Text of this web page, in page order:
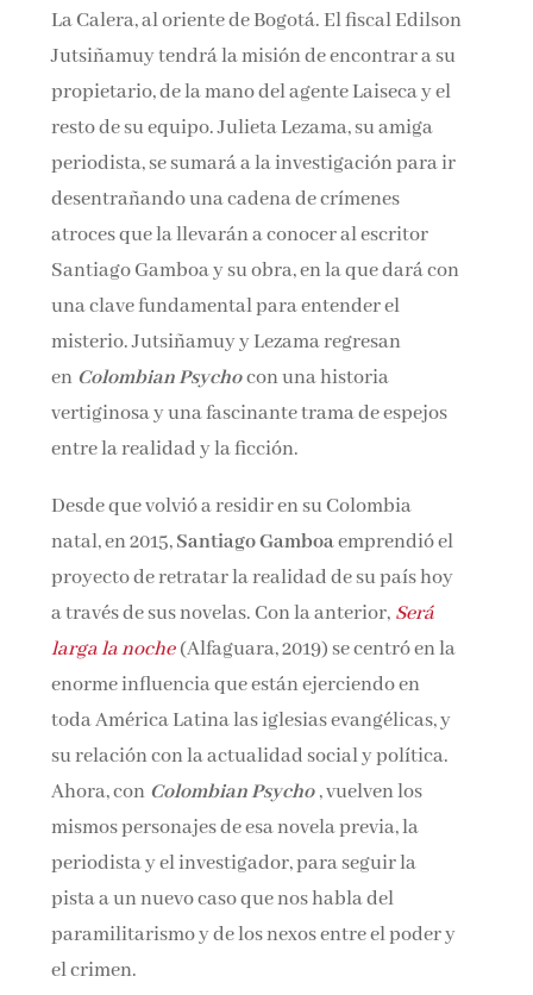
La Calera, al oriente de Bogotá. El fiscal Edilson
Jutsiñamuy tendrá la misión de encontrar a su
propietario, de la mano del agente Laiseca y el
resto de su equipo. Julieta Lezama, su amiga
periodista, se sumará a la investigación para ir
desentrañando una cadena de crímenes
atroces que la llevarán a conocer al escritor
Santiago Gamboa y su obra, en la que dará con
una clave fundamental para entender el
misterio. Jutsiñamuy y Lezama regresan
en Colombian Psychocon una historia
vertiginosa y una fascinante trama de espejos
entre la realidad y la ficción.
Desde que volvió a residir en su Colombia
natal, en 2015,Santiago Gamboaemprendió el
proyecto de retratar la realidad de su país hoy
a través de sus novelas. Con la anterior, Será
larga la noche(Alfaguara, 2019) se centró en la
enorme influencia que están ejerciendo en
toda América Latina las iglesias evangélicas, y
su relación con la actualidad social y política.
Ahora, con Colombian Psycho , vuelven los
mismos personajes de esa novela previa, la
periodista y el investigador, para seguir la
pista a un nuevo caso que nos habla del
paramilitarismo y de los nexos entre el poder y
el crimen.